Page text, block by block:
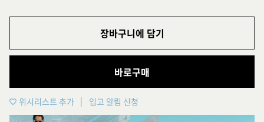
장바구니에 담기
바로구매
위시리스트 추가 입고 알림 신청